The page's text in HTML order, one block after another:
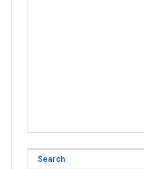
Search